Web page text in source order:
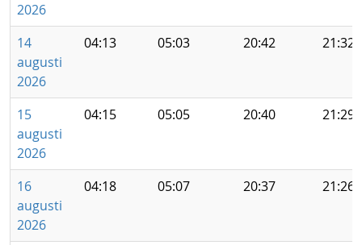
2026
14
augusti
2026
04:13 05:03 20:42 21:32
15
augusti
2026
04:15 05:05 20:40 21:29
16
augusti
2026
04:18 05:07 20:37 21:26